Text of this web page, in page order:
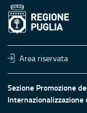
Area riservata
Sezione Promozione
Internazionalizzazione